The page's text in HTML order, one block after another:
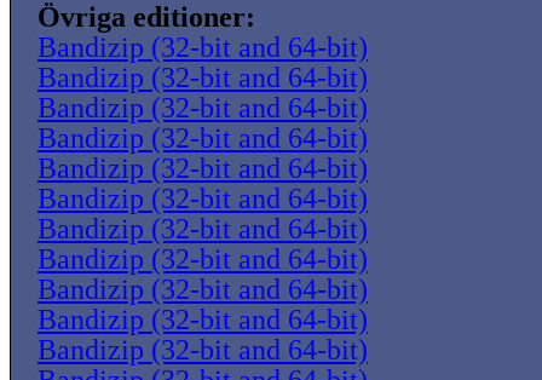
Övriga editioner:
Bandizip (32-bit and 64-bit)
Bandizip (32-bit and 64-bit)
Bandizip (32-bit and 64-bit)
Bandizip (32-bit and 64-bit)
Bandizip (32-bit and 64-bit)
Bandizip (32-bit and 64-bit)
Bandizip (32-bit and 64-bit)
Bandizip (32-bit and 64-bit)
Bandizip (32-bit and 64-bit)
Bandizip (32-bit and 64-bit)
Bandizip (32-bit and 64-bit)